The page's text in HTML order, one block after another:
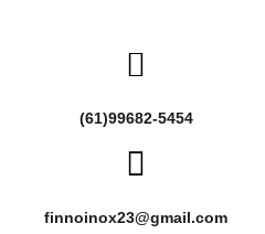
(61)99682-5454
finnoinox23@gmail.com